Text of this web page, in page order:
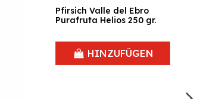
Pfirsich Valle del Ebro
Purafruta Helios 250 gr.
HINZUFÜGEN